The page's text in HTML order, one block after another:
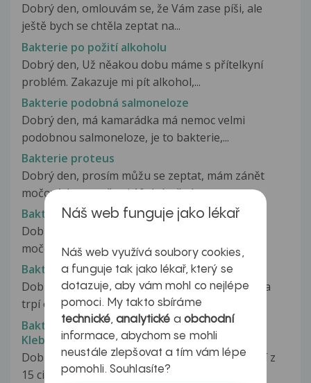
Dobrý den, omlouvám se, že Vám zase píši, ale
ještě bych se chtěla zeptat na...
Bakterie po požití alkoholu
Dobrý den, Už něakou dobu máme s přítelkyní
problém. Zakazuje mi pít alkohol,...
Bakterie podobná salmoneloze
Dobrý den, má kamarádka má nemoc velmi
podobnou salmoneloze, je to bakterie,...
Bakterie proteus
Dobrý den, prosím můžu se zeptat, mám zánět
močových cest už asi 10 dní, před...
Bakterie proteus
Dobrý den, prosím můžu se zeptat, mám zánět
močových cest už asi 10 dní, před...
Bakterie Pseudomonas aeruginosa
Dobrý den,moc prosím o radu. Má 6 ti letá dcera
trpí od 2 let na záněty dolních...
Bakterie v dýchacích cestách, bolest v krku,
Klebsiella pneumoniae
Dobrý den. Před měsícem jsem omezila kouření z
15 cigaret na 5 denně. Od té...
Náš web funguje jako lékař
Náš web využívá soubory cookies,
a funguje tak jako lékař, který se
dotazuje, aby vám mohl co nejlépe
pomoci. My takto sbíráme
technické,analytické a obchodní
informace, abychom se mohli
neustále zlepšovat a tím vám lépe
pomohli. Souhlasíte?